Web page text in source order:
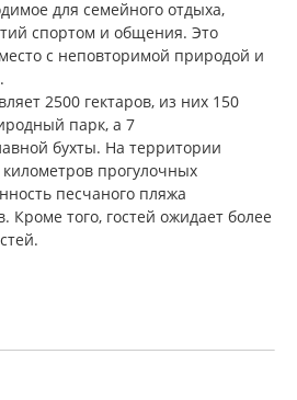
для семейного отдыха,
спортом и общения. Это
с неповторимой природой и
2500 гектаров, из них 150
парк, а 7
бухты. На территории
прогулочных
песчаного пляжа
того, гостей ожидает более